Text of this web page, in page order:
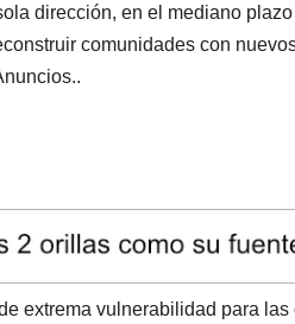
dirección, en el mediano
comunidades con
extrema vulnerabilidad para